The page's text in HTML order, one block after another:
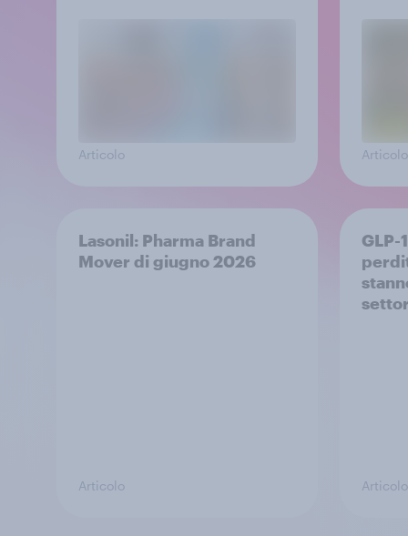
Articolo Articolo
Lasonil: Pharma Brand
Mover di giugno 2026
Articolo
GLP-
Articolo